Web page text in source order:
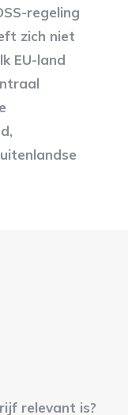
regeling
zich niet
EU-land
relevant is?